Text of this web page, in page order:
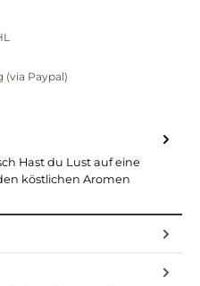
(via Paypal)
Hast du Lust auf eine
köstlichen Aromen